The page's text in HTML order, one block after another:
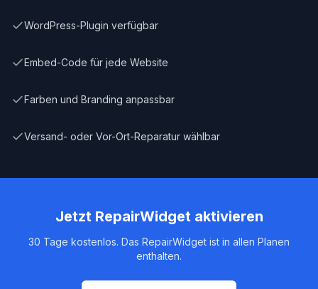
WordPress-Plugin verfügbar
Embed-Code für jede Website
Farben und Branding anpassbar
Versand- oder Vor-Ort-Reparatur wählbar
Jetzt RepairWidget aktivieren
30 Tage kostenlos. Das RepairWidget ist in allen Planen
enthalten.